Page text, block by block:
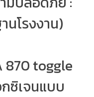
นโรงงาน)
870 toggle
ซิเจนแบบ